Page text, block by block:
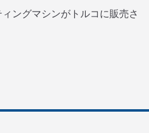
ングマシンがトルコに販売さ